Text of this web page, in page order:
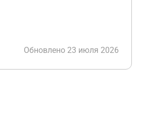
Обновлено 23 июля 2026